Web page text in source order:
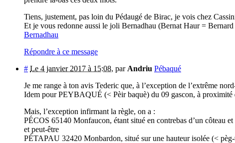
Tiens, justement, pas loin du Pédaugé de Birac, je vois chez
Et je vous redonne aussi le joli Bernadhau (Bernat Haur =
Bernadhau
Répondre à ce message
# Le 4 janvier 2017 à 15:08, par Andriu Pébaqué
Je me range à ton avis Tederic que, à l’exception de l’extrême
Idem pour PEYBAQUÉ (< Pèir baquè) du 09 gascon, à proximité
Mais, l’exception infirmant la règle, on a :
PÉCOS 65140 Monfaucon, étant situé en contrebas d’un
et peut-être
PÉTAPAU 32420 Monbardon, situé sur une hauteur isolée (<